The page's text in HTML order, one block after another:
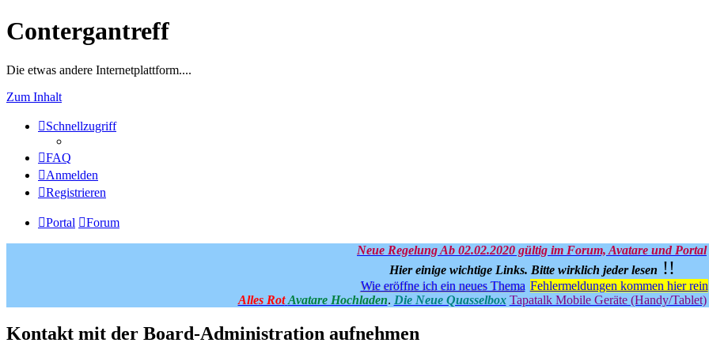
Contergantreff
Die etwas andere Internetplattform....
Zum Inhalt
Schnellzugriff
FAQ
Anmelden
Registrieren
Portal Forum
Neue Regelung Ab 02.02.2020 gültig im Forum, Avatare und Portal
Hier einige wichtige Links. Bitte wirklich jeder lesen !!
Wie eröffne ich ein neues Thema Fehlermeldungen kommen hier rein
Alles Rot Avatare Hochladen. Die Neue Quasselbox Tapatalk Mobile Geräte (Handy/Tablet)
Kontakt mit der Board-Administration aufnehmen